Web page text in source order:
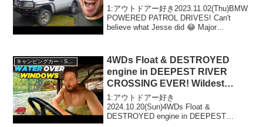
10 years in the making.
1:アウトドアー好き2023.11.02(Thu)BMW
POWERED PATROL DRIVES! Can't
believe what Jesse did 😂 Major
キャンピングカー・SUV人気車種
4WDs Float & DESTROYED
engine in DEEPEST RIVER
CROSSING EVER! Wildest
Cape York moment ever filmed!
1:アウトドアー好き
2024.10.20(Sun)4WDs Float &
DESTROYED engine in DEEPEST